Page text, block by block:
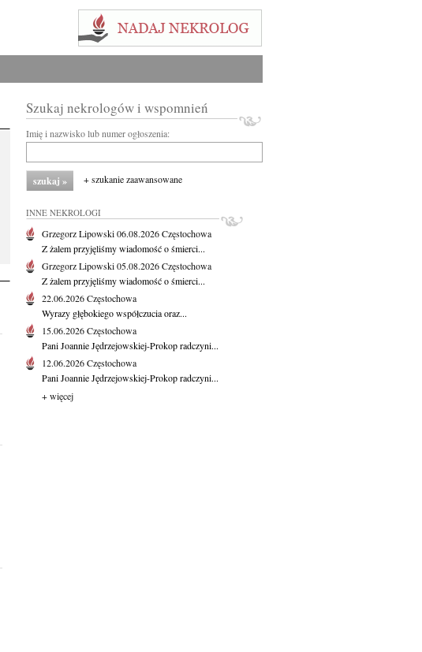
Szukaj nekrologów i wspomnień
Imię i nazwisko lub numer ogłoszenia:
+ szukanie zaawansowane
INNE NEKROLOGI
Grzegorz Lipowski06.08.2026Częstochowa
Z żalem przyjęliśmy wiadomość o śmierci...
Grzegorz Lipowski05.08.2026Częstochowa
Z żalem przyjęliśmy wiadomość o śmierci...
22.06.2026Częstochowa
Wyrazy głębokiego współczucia oraz...
15.06.2026Częstochowa
Pani Joannie Jędrzejowskiej-Prokop radczyni...
12.06.2026Częstochowa
Pani Joannie Jędrzejowskiej-Prokop radczyni...
+ więcej